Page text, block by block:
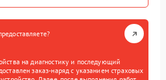
на диагностику и последующий
заказ-наряд с указанием страховых